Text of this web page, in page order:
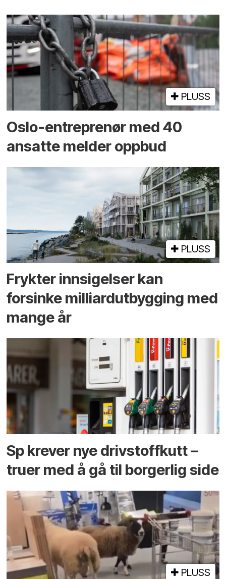
PLUSS
Oslo-entreprenør med 40
ansatte melder oppbud
PLUSS
Frykter innsigelser kan
forsinke milliard­utbygging med
mange år
Sp krever nye drivstoffkutt –
truer med å gå til borgerlig side
PLUSS